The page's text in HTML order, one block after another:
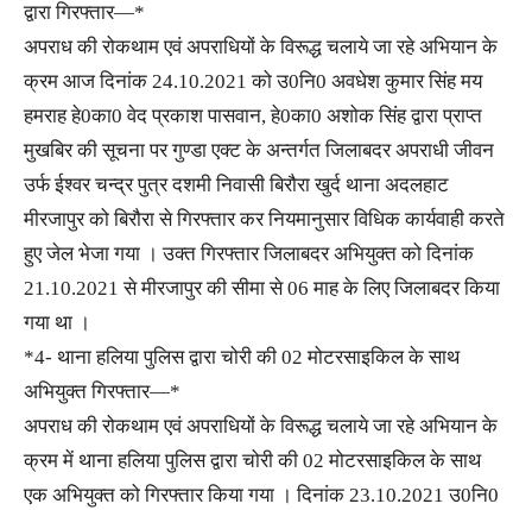
द्वारा गिरफ्तार—*
अपराध की रोकथाम एवं अपराधियों के विरूद्ध चलाये जा रहे अभियान के
क्रम आज दिनांक 24.10.2021 को उ0नि0 अवधेश कुमार सिंह मय
हमराह हे0का0 वेद प्रकाश पासवान, हे0का0 अशोक सिंह द्वारा प्राप्त
मुखबिर की सूचना पर गुण्डा एक्ट के अन्तर्गत जिलाबदर अपराधी जीवन
उर्फ ईश्वर चन्द्र पुत्र दशमी निवासी बिरौरा खुर्द थाना अदलहाट
मीरजापुर को बिरौरा से गिरफ्तार कर नियमानुसार विधिक कार्यवाही करते
हुए जेल भेजा गया । उक्त गिरफ्तार जिलाबदर अभियुक्त को दिनांक
21.10.2021 से मीरजापुर की सीमा से 06 माह के लिए जिलाबदर किया
गया था ।
*4- थाना हलिया पुलिस द्वारा चोरी की 02 मोटरसाइकिल के साथ
अभियुक्त गिरफ्तार—*
अपराध की रोकथाम एवं अपराधियों के विरूद्ध चलाये जा रहे अभियान के
क्रम में थाना हलिया पुलिस द्वारा चोरी की 02 मोटरसाइकिल के साथ
एक अभियुक्त को गिरफ्तार किया गया । दिनांक 23.10.2021 उ0नि0